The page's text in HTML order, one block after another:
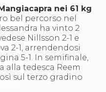
nei 61 kg
bel percorso nel
ha vinto 2
Nillsson 2-1 e
2-1, arrendendosi
5-1. In semifinale,
alla tedesca Reem
sul terzo gradino